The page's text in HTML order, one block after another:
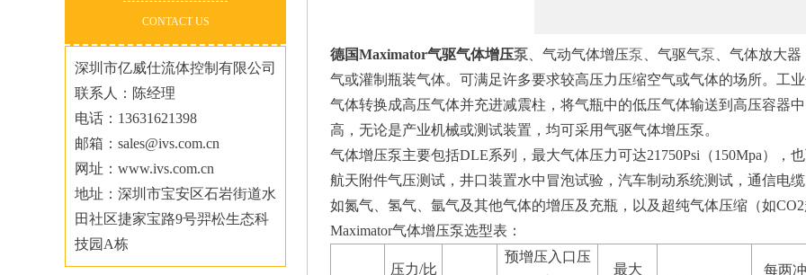
CONTACT US
深圳市亿威仕流体控制有限公司
联系人：陈经理
电话：13631621398
邮箱：sales@ivs.com.cn
网址：www.ivs.com.cn
地址：深圳市宝安区石岩街道水
田社区捷家宝路9号羿松生态科
技园A栋
德国Maximator气驱气体增压泵 、气动气体增压泵 、气驱气泵 、气体放大
气或灌制瓶装气体。可满足许多要求较高压力压缩空气或气体的场所。工
气体转换成高压气体并充进减震柱，将气瓶中的低压气体输送到高压容器
高，无论是产业机械或测试装置，均可采用气驱气体增压泵。
气体增压泵主要包括DLE系列，最大气体压力可达21750Psi（150Mpa），
航天附件气压测试，井口装置水中冒泡试验，汽车制动系统测试，通信电
如氮气、氢气、氩气及其他气体的增压及充瓶，以及超纯气体压缩（如
Maximator气体增压泵选型表：
压力/比
预增压入口压
最大
每两